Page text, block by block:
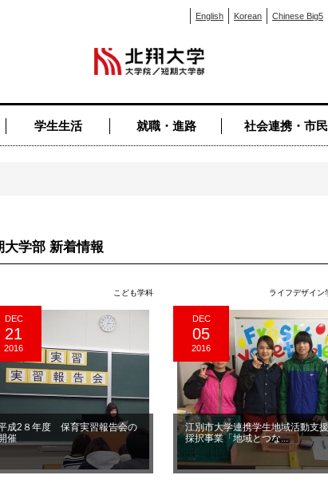
English Korean Chinese Big5
学生生活 就職・進路 社会連携・市
大学部 新着情報
こども学科
DEC
21
2016
成2８年度 保育実習報告会の
催
ライフデザイン
DEC
05
2016
江別市大学連携学生地域活動支援
採択事業「地域とつな...